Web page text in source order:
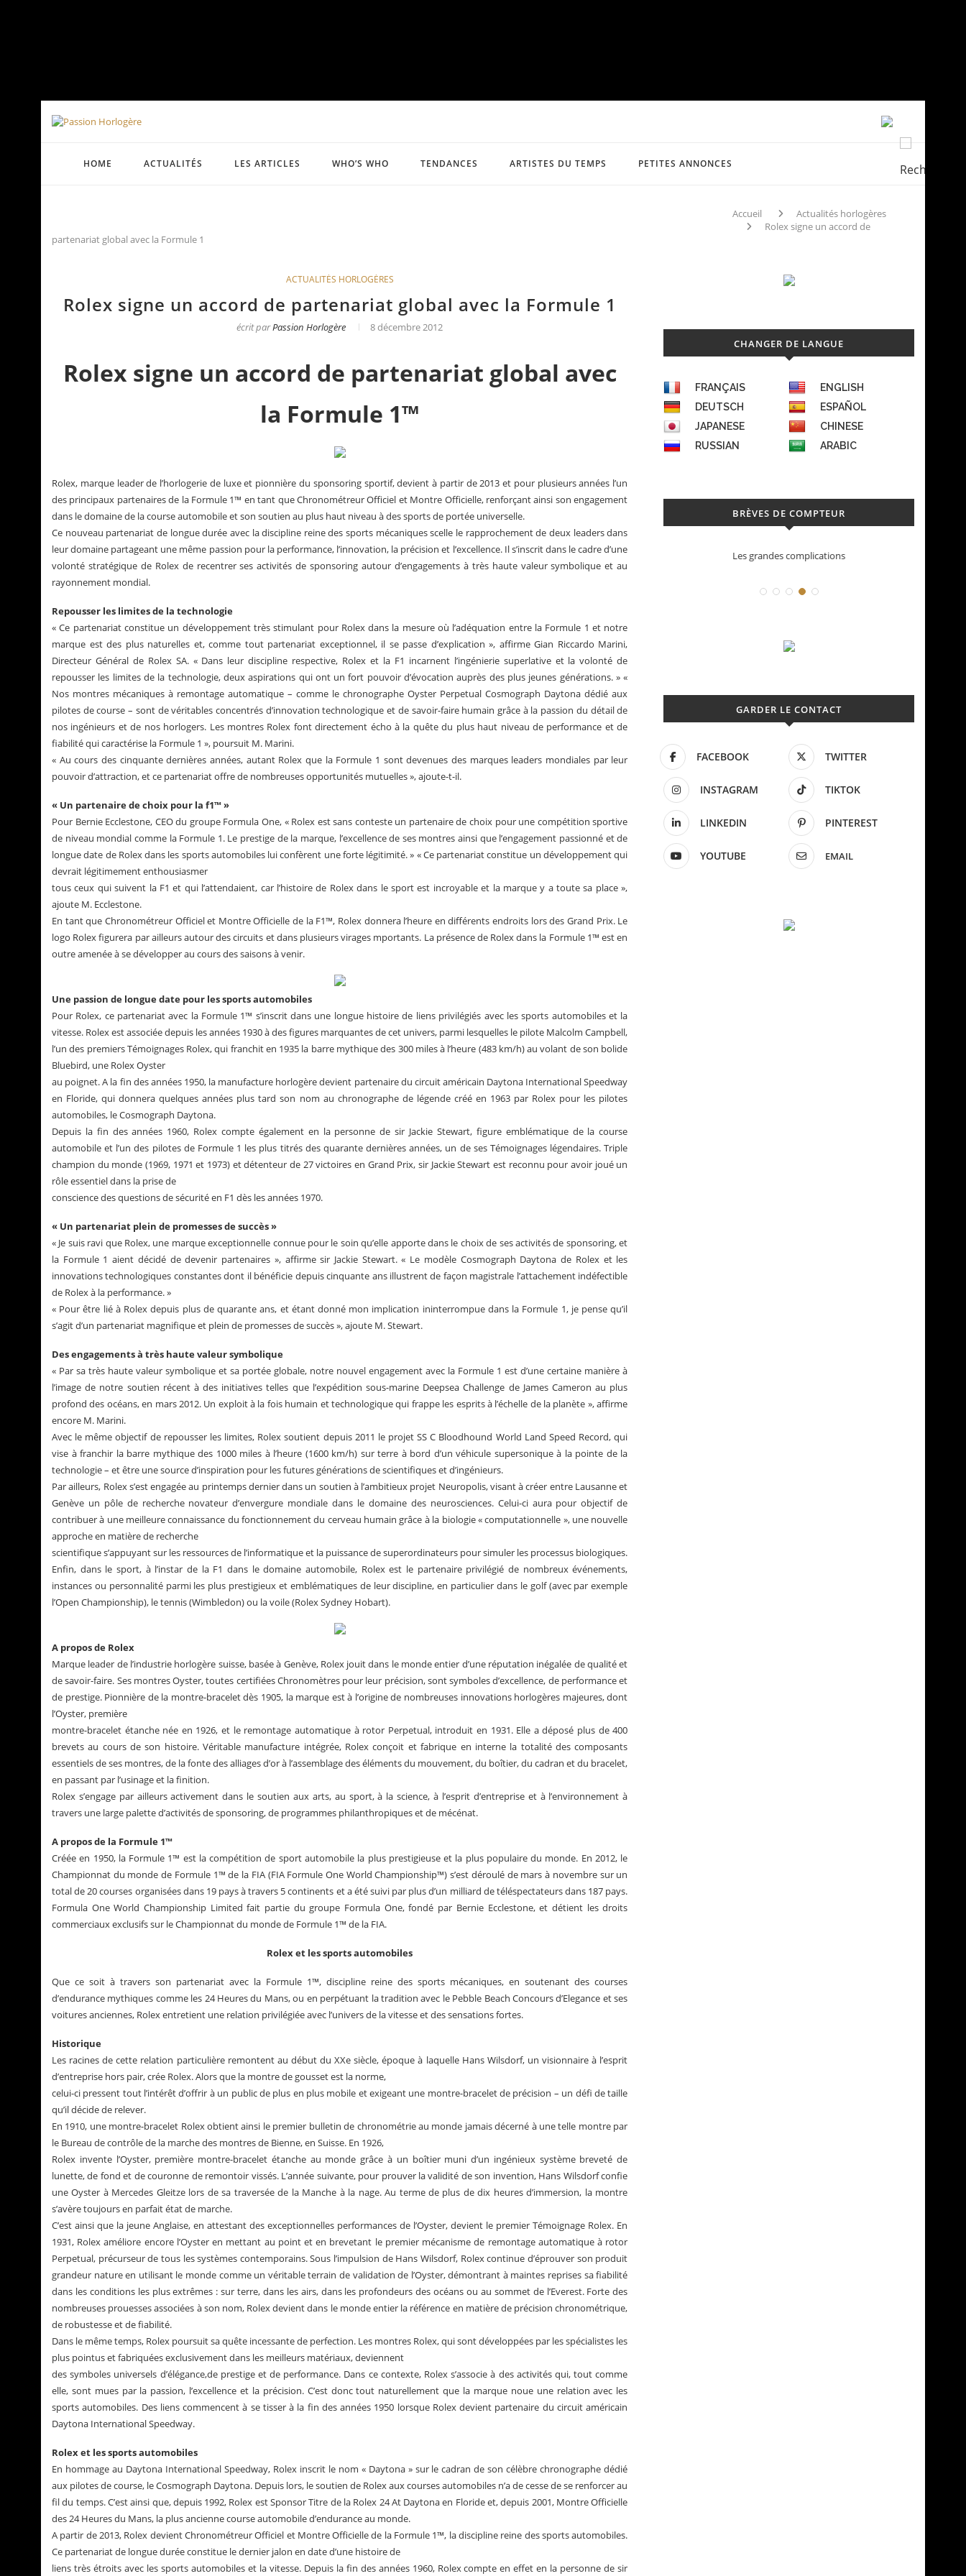
HOME ACTUALITÉS LES ARTICLES WHO’S WHO TENDANCES ARTISTES DU TEMPS PETITES ANNONCES
Accueil
Actualités horlogères
Rolex signe un accord de
partenariat global avec la Formule 1
ACTUALITÉS HORLOGÈRES
Rolex signe un accord de partenariat global avec la Formule 1
écrit parPassion Horlogère 8 décembre 2012
Rolex signe un accord de partenariat global avec
la Formule 1™
Rolex, marque leader de l’horlogerie de luxe et pionnière du sponsoring sportif, devient à partir de 2013 et pour plusieurs années l’un
des principaux partenaires de la Formule 1™ en tant que Chronométreur Officiel et Montre Officielle, renforçant ainsi son engagement
dans le domaine de la course automobile et son soutien au plus haut niveau à des sports de portée universelle.
Ce nouveau partenariat de longue durée avec la discipline reine des sports mécaniques scelle le rapprochement de deux leaders dans
leur domaine partageant une même passion pour la performance, l’innovation, la précision et l’excellence. Il s’inscrit dans le cadre d’une
volonté stratégique de Rolex de recentrer ses activités de sponsoring autour d’engagements à très haute valeur symbolique et au
rayonnement mondial.
Repousser les limites de la technologie
« Ce partenariat constitue un développement très stimulant pour Rolex dans la mesure où l’adéquation entre la Formule 1 et notre
marque est des plus naturelles et, comme tout partenariat exceptionnel, il se passe d’explication », affirme Gian Riccardo Marini,
Directeur Général de Rolex SA. « Dans leur discipline respective, Rolex et la F1 incarnent l’ingénierie superlative et la volonté de
repousser les limites de la technologie, deux aspirations qui ont un fort pouvoir d’évocation auprès des plus jeunes générations. » «
Nos montres mécaniques à remontage automatique – comme le chronographe Oyster Perpetual Cosmograph Daytona dédié aux
pilotes de course – sont de véritables concentrés d’innovation technologique et de savoir-faire humain grâce à la passion du détail de
nos ingénieurs et de nos horlogers. Les montres Rolex font directement écho à la quête du plus haut niveau de performance et de
fiabilité qui caractérise la Formule 1 », poursuit M. Marini.
« Au cours des cinquante dernières années, autant Rolex que la Formule 1 sont devenues des marques leaders mondiales par leur
pouvoir d’attraction, et ce partenariat offre de nombreuses opportunités mutuelles », ajoute-t-il.
« Un partenaire de choix pour la f1™ »
Pour Bernie Ecclestone, CEO du groupe Formula One, « Rolex est sans conteste un partenaire de choix pour une compétition sportive
de niveau mondial comme la Formule 1. Le prestige de la marque, l’excellence de ses montres ainsi que l’engagement passionné et de
longue date de Rolex dans les sports automobiles lui confèrent une forte légitimité. » « Ce partenariat constitue un développement qui
devrait légitimement enthousiasmer
tous ceux qui suivent la F1 et qui l’attendaient, car l’histoire de Rolex dans le sport est incroyable et la marque y a toute sa place »,
ajoute M. Ecclestone.
En tant que Chronométreur Officiel et Montre Officielle de la F1™, Rolex donnera l’heure en différents endroits lors des Grand Prix. Le
logo Rolex figurera par ailleurs autour des circuits et dans plusieurs virages mportants. La présence de Rolex dans la Formule 1™ est en
outre amenée à se développer au cours des saisons à venir.
Une passion de longue date pour les sports automobiles
Pour Rolex, ce partenariat avec la Formule 1™ s’inscrit dans une longue histoire de liens privilégiés avec les sports automobiles et la
vitesse. Rolex est associée depuis les années 1930 à des figures marquantes de cet univers, parmi lesquelles le pilote Malcolm Campbell,
l’un des premiers Témoignages Rolex, qui franchit en 1935 la barre mythique des 300 miles à l’heure (483 km/h) au volant de son bolide
Bluebird, une Rolex Oyster
au poignet. A la fin des années 1950, la manufacture horlogère devient partenaire du circuit américain Daytona International Speedway
en Floride, qui donnera quelques années plus tard son nom au chronographe de légende créé en 1963 par Rolex pour les pilotes
automobiles, le Cosmograph Daytona.
Depuis la fin des années 1960, Rolex compte également en la personne de sir Jackie Stewart, figure emblématique de la course
automobile et l’un des pilotes de Formule 1 les plus titrés des quarante dernières années, un de ses Témoignages légendaires. Triple
champion du monde (1969, 1971 et 1973) et détenteur de 27 victoires en Grand Prix, sir Jackie Stewart est reconnu pour avoir joué un
rôle essentiel dans la prise de
conscience des questions de sécurité en F1 dès les années 1970.
« Un partenariat plein de promesses de succès »
« Je suis ravi que Rolex, une marque exceptionnelle connue pour le soin qu’elle apporte dans le choix de ses activités de sponsoring, et
la Formule 1 aient décidé de devenir partenaires », affirme sir Jackie Stewart. « Le modèle Cosmograph Daytona de Rolex et les
innovations technologiques constantes dont il bénéficie depuis cinquante ans illustrent de façon magistrale l’attachement indéfectible
de Rolex à la performance. »
« Pour être lié à Rolex depuis plus de quarante ans, et étant donné mon implication ininterrompue dans la Formule 1, je pense qu’il
s’agit d’un partenariat magnifique et plein de promesses de succès », ajoute M. Stewart.
Des engagements à très haute valeur symbolique
« Par sa très haute valeur symbolique et sa portée globale, notre nouvel engagement avec la Formule 1 est d’une certaine manière à
l’image de notre soutien récent à des initiatives telles que l’expédition sous-marine Deepsea Challenge de James Cameron au plus
profond des océans, en mars 2012. Un exploit à la fois humain et technologique qui frappe les esprits à l’échelle de la planète », affirme
encore M. Marini.
Avec le même objectif de repousser les limites, Rolex soutient depuis 2011 le projet SS C Bloodhound World Land Speed Record, qui
vise à franchir la barre mythique des 1000 miles à l’heure (1600 km/h) sur terre à bord d’un véhicule supersonique à la pointe de la
technologie – et être une source d’inspiration pour les futures générations de scientifiques et d’ingénieurs.
Par ailleurs, Rolex s’est engagée au printemps dernier dans un soutien à l’ambitieux projet Neuropolis, visant à créer entre Lausanne et
Genève un pôle de recherche novateur d’envergure mondiale dans le domaine des neurosciences. Celui-ci aura pour objectif de
contribuer à une meilleure connaissance du fonctionnement du cerveau humain grâce à la biologie « computationnelle », une nouvelle
approche en matière de recherche
scientifique s’appuyant sur les ressources de l’informatique et la puissance de superordinateurs pour simuler les processus biologiques.
Enfin, dans le sport, à l’instar de la F1 dans le domaine automobile, Rolex est le partenaire privilégié de nombreux événements,
instances ou personnalité parmi les plus prestigieux et emblématiques de leur discipline, en particulier dans le golf (avec par exemple
l’Open Championship), le tennis (Wimbledon) ou la voile (Rolex Sydney Hobart).
A propos de Rolex
Marque leader de l’industrie horlogère suisse, basée à Genève, Rolex jouit dans le monde entier d’une réputation inégalée de qualité et
de savoir-faire. Ses montres Oyster, toutes certifiées Chronomètres pour leur précision, sont symboles d’excellence, de performance et
de prestige. Pionnière de la montre-bracelet dès 1905, la marque est à l’origine de nombreuses innovations horlogères majeures, dont
l’Oyster, première
montre-bracelet étanche née en 1926, et le remontage automatique à rotor Perpetual, introduit en 1931. Elle a déposé plus de 400
brevets au cours de son histoire. Véritable manufacture intégrée, Rolex conçoit et fabrique en interne la totalité des composants
essentiels de ses montres, de la fonte des alliages d’or à l’assemblage des éléments du mouvement, du boîtier, du cadran et du bracelet,
en passant par l’usinage et la finition.
Rolex s’engage par ailleurs activement dans le soutien aux arts, au sport, à la science, à l’esprit d’entreprise et à l’environnement à
travers une large palette d’activités de sponsoring, de programmes philanthropiques et de mécénat.
A propos de la Formule 1™
Créée en 1950, la Formule 1™ est la compétition de sport automobile la plus prestigieuse et la plus populaire du monde. En 2012, le
Championnat du monde de Formule 1™ de la FIA (FIA Formule One World Championship™) s’est déroulé de mars à novembre sur un
total de 20 courses organisées dans 19 pays à travers 5 continents et a été suivi par plus d’un milliard de téléspectateurs dans 187 pays.
Formula One World Championship Limited fait partie du groupe Formula One, fondé par Bernie Ecclestone, et détient les droits
commerciaux exclusifs sur le Championnat du monde de Formule 1™ de la FIA.
Rolex et les sports automobiles
Que ce soit à travers son partenariat avec la Formule 1™, discipline reine des sports mécaniques, en soutenant des courses
d’endurance mythiques comme les 24 Heures du Mans, ou en perpétuant la tradition avec le Pebble Beach Concours d’Elegance et ses
voitures anciennes, Rolex entretient une relation privilégiée avec l’univers de la vitesse et des sensations fortes.
Historique
Les racines de cette relation particulière remontent au début du XXe siècle, époque à laquelle Hans Wilsdorf, un visionnaire à l’esprit
d’entreprise hors pair, crée Rolex. Alors que la montre de gousset est la norme,
celui-ci pressent tout l’intérêt d’offrir à un public de plus en plus mobile et exigeant une montre-bracelet de précision – un défi de taille
qu’il décide de relever.
En 1910, une montre-bracelet Rolex obtient ainsi le premier bulletin de chronométrie au monde jamais décerné à une telle montre par
le Bureau de contrôle de la marche des montres de Bienne, en Suisse. En 1926,
Rolex invente l’Oyster, première montre-bracelet étanche au monde grâce à un boîtier muni d’un ingénieux système breveté de
lunette, de fond et de couronne de remontoir vissés. L’année suivante, pour prouver la validité de son invention, Hans Wilsdorf confie
une Oyster à Mercedes Gleitze lors de sa traversée de la Manche à la nage. Au terme de plus de dix heures d’immersion, la montre
s’avère toujours en parfait état de marche.
C’est ainsi que la jeune Anglaise, en attestant des exceptionnelles performances de l’Oyster, devient le premier Témoignage Rolex. En
1931, Rolex améliore encore l’Oyster en mettant au point et en brevetant le premier mécanisme de remontage automatique à rotor
Perpetual, précurseur de tous les systèmes contemporains. Sous l’impulsion de Hans Wilsdorf, Rolex continue d’éprouver son produit
grandeur nature en utilisant le monde comme un véritable terrain de validation de l’Oyster, démontrant à maintes reprises sa fiabilité
dans les conditions les plus extrêmes : sur terre, dans les airs, dans les profondeurs des océans ou au sommet de l’Everest. Forte des
nombreuses prouesses associées à son nom, Rolex devient dans le monde entier la référence en matière de précision chronométrique,
de robustesse et de fiabilité.
Dans le même temps, Rolex poursuit sa quête incessante de perfection. Les montres Rolex, qui sont développées par les spécialistes les
plus pointus et fabriquées exclusivement dans les meilleurs matériaux, deviennent
des symboles universels d’élégance,de prestige et de performance. Dans ce contexte, Rolex s’associe à des activités qui, tout comme
elle, sont mues par la passion, l’excellence et la précision. C’est donc tout naturellement que la marque noue une relation avec les
sports automobiles. Des liens commencent à se tisser à la fin des années 1950 lorsque Rolex devient partenaire du circuit américain
Daytona International Speedway.
Rolex et les sports automobiles
En hommage au Daytona International Speedway, Rolex inscrit le nom « Daytona » sur le cadran de son célèbre chronographe dédié
aux pilotes de course, le Cosmograph Daytona. Depuis lors, le soutien de Rolex aux courses automobiles n’a de cesse de se renforcer au
fil du temps. C’est ainsi que, depuis 1992, Rolex est Sponsor Titre de la Rolex 24 At Daytona en Floride et, depuis 2001, Montre Officielle
des 24 Heures du Mans, la plus ancienne course automobile d’endurance au monde.
A partir de 2013, Rolex devient Chronométreur Officiel et Montre Officielle de la Formule 1™, la discipline reine des sports automobiles.
Ce partenariat de longue durée constitue le dernier jalon en date d’une histoire de
liens très étroits avec les sports automobiles et la vitesse. Depuis la fin des années 1960, Rolex compte en effet en la personne de sir
CHANGER DE LANGUE
FRANÇAIS
ENGLISH
DEUTSCH
ESPAÑOL
JAPANESE
CHINESE
RUSSIAN
ARABIC
BRÈVES DE COMPTEUR
Santos de Cartier Le business des montres en 2025 Les grandes complications Déconstruction Parmigiani Fleurier
GARDER LE CONTACT
FACEBOOK TWITTER
INSTAGRAM TIKTOK
LINKEDIN PINTEREST
YOUTUBE EMAIL